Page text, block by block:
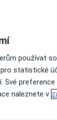
používat
statistické
Své
naleznete v